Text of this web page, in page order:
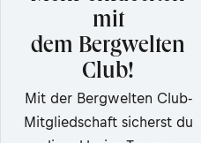
mit
dem Bergwelten
Club!
Mit der Bergwelten Club-
Mitgliedschaft sicherst du